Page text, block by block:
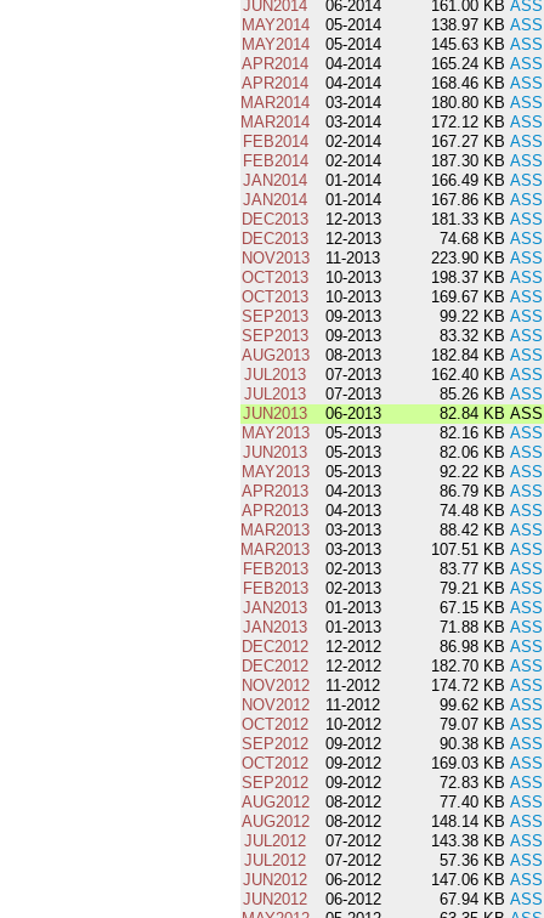
JUN2014
06-2014 161.00 KB
MAY2014
05-2014 138.97 KB
MAY2014
05-2014 145.63 KB
APR2014
04-2014 165.24 KB
APR2014
04-2014 168.46 KB
MAR2014
03-2014 180.80 KB
MAR2014
03-2014 172.12 KB
FEB2014
02-2014 167.27 KB
FEB2014
02-2014 187.30 KB
JAN2014
01-2014 166.49 KB
JAN2014
01-2014 167.86 KB
DEC2013
12-2013 181.33 KB
DEC2013
12-2013 74.68 KB
NOV2013
11-2013 223.90 KB
OCT2013
10-2013 198.37 KB
OCT2013
10-2013 169.67 KB
SEP2013
09-2013 99.22 KB
SEP2013
09-2013 83.32 KB
AUG2013
08-2013 182.84 KB
JUL2013
07-2013 162.40 KB
JUL2013
07-2013 85.26 KB
JUN2013
06-2013 82.84 KB
MAY2013
05-2013 82.16 KB
JUN2013
05-2013 82.06 KB
MAY2013
05-2013 92.22 KB
APR2013
04-2013 86.79 KB
APR2013
04-2013 74.48 KB
MAR2013
03-2013 88.42 KB
MAR2013
03-2013 107.51 KB
FEB2013
02-2013 83.77 KB
FEB2013
02-2013 79.21 KB
JAN2013
01-2013 67.15 KB
JAN2013
01-2013 71.88 KB
DEC2012
12-2012 86.98 KB
DEC2012
12-2012 182.70 KB
NOV2012
11-2012 174.72 KB
NOV2012
11-2012 99.62 KB
OCT2012
10-2012 79.07 KB
SEP2012
09-2012 90.38 KB
OCT2012
09-2012 169.03 KB
SEP2012
09-2012 72.83 KB
AUG2012
08-2012 77.40 KB
AUG2012
08-2012 148.14 KB
JUL2012
07-2012 143.38 KB
JUL2012
07-2012 57.36 KB
JUN2012
06-2012 147.06 KB
JUN2012
06-2012 67.94 KB